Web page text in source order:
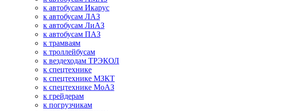
к автобусам Икарус
к автобусам ЛАЗ
к автобусам ЛиАЗ
к автобусам ПАЗ
к трамваям
к троллейбусам
к вездеходам ТРЭКОЛ
к спецтехнике
к спецтехнике МЗКТ
к спецтехнике МоАЗ
к грейдерам
к погрузчикам